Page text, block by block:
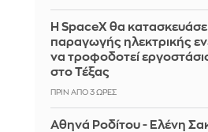
Η SpaceX θα
παραγωγής ηλεκτρικής
να τροφοδοτεί
στο Τέξας
ΠΡΙΝ ΑΠΌ 3 ΏΡΕΣ
Αθηνά Ροδίτου - Ελένη